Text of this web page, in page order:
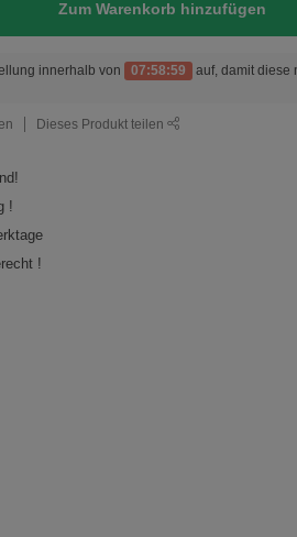
Zum Warenkorb hinzufügen
innerhalb von 07:58:58
auf, damit diese
Dieses Produkt teilen
!
!